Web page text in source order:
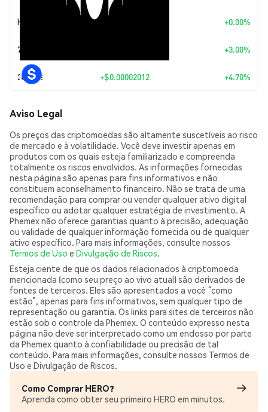
Hoje +0.00%
7 Dias +3.00%
30 Dias +$0.00002012 +4.70%
Aviso Legal
Os preços das criptomoedas são altamente suscetíveis ao risco
de mercado e à volatilidade. Você deve investir apenas em
produtos com os quais esteja familiarizado e compreenda
totalmente os riscos envolvidos. As informações fornecidas
nesta página são apenas para fins informativos e não
constituem aconselhamento financeiro. Não se trata de uma
recomendação para comprar ou vender qualquer ativo digital
específico ou adotar qualquer estratégia de investimento. A
Phemex não oferece garantias quanto à precisão, adequação
ou validade de qualquer informação fornecida ou de qualquer
ativo específico. Para mais informações, consulte nossos
Termos de Uso e Divulgação de Riscos.
Esteja ciente de que os dados relacionados à criptomoeda
mencionada (como seu preço ao vivo atual) são derivados de
fontes de terceiros. Eles são apresentados a você “como
estão”, apenas para fins informativos, sem qualquer tipo de
representação ou garantia. Os links para sites de terceiros não
estão sob o controle da Phemex. O conteúdo expresso nesta
página não deve ser interpretado como um endosso por parte
da Phemex quanto à confiabilidade ou precisão de tal
conteúdo. Para mais informações, consulte nossos Termos de
Uso e Divulgação de Riscos.
Como Comprar HERO?
Aprenda como obter seu primeiro HERO em minutos.